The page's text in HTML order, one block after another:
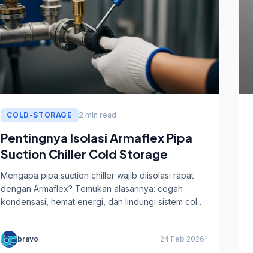
COLD-STORAGE 2 min read
Pentingnya Isolasi Armaflex Pipa
Suction Chiller Cold Storage
Mengapa pipa suction chiller wajib diisolasi rapat
dengan Armaflex? Temukan alasannya: cegah
kondensasi, hemat energi, dan lindungi sistem cold
bravo 24 Feb 2026